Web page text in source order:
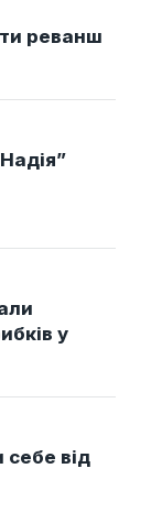
реванш
у
себе від